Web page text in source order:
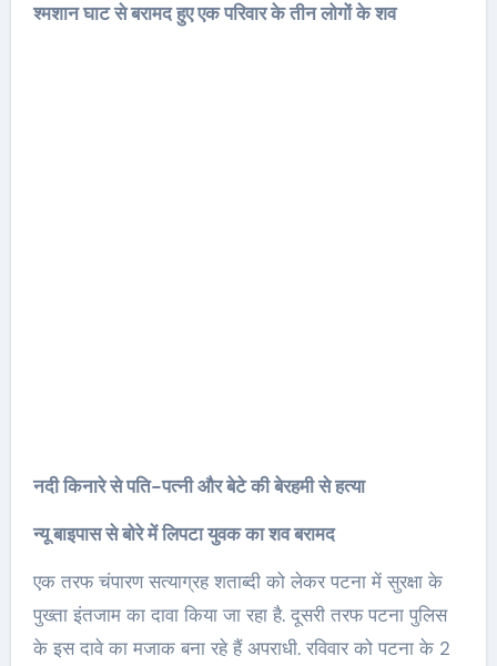
श्मशान घाट से बरामद हुए एक परिवार के तीन लोगों के शव
नदी किनारे से पति-पत्नी और बेटे की बेरहमी से हत्या
न्यू बाइपास से बोरे में लिपटा युवक का शव बरामद
एक तरफ चंपारण सत्याग्रह शताब्दी को लेकर पटना में सुरक्षा के
पुख्ता इंतजाम का दावा किया जा रहा है. दूसरी तरफ पटना पुलिस
के इस दावे का मजाक बना रहे हैं अपराधी. रविवार को पटना के 2